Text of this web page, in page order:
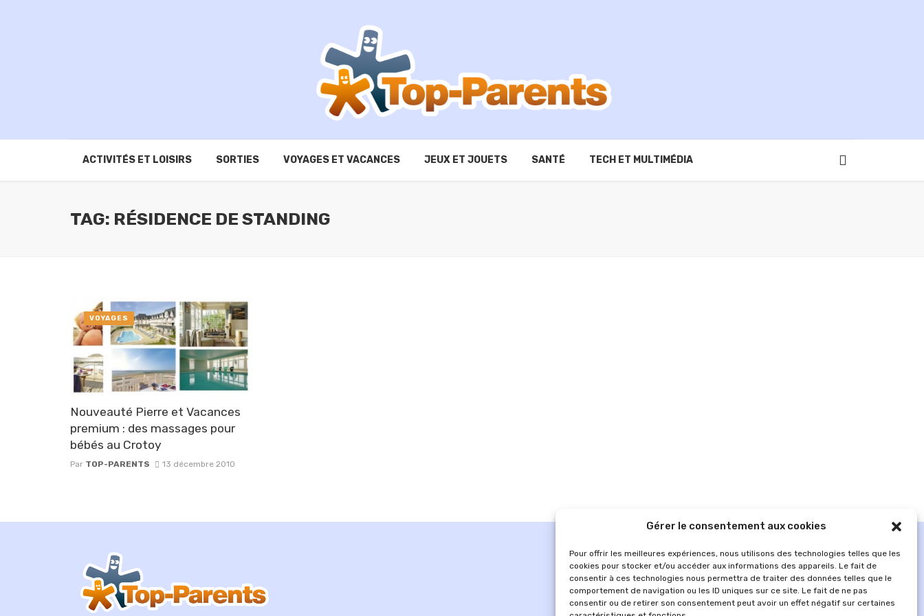
Gérer le consentement aux cookies
Pour offrir les meilleures expériences, nous utilisons des technologies telles que les
cookies pour stocker et/ou accéder aux informations des appareils. Le fait de
consentir à ces technologies nous permettra de traiter des données telles que le
comportement de navigation ou les ID uniques sur ce site. Le fait de ne pas
consentir ou de retirer son consentement peut avoir un effet négatif sur certaines
ACTIVITÉS ET LOISIRS SORTIES VOYAGES ET VACANCES JEUX ET JOUETS SANTÉ TECH ET MULTIMÉDIA
TAG: RÉSIDENCE DE STANDING
Nouveauté Pierre et Vacances
premium : des massages pour
bébés au Crotoy
Par TOP-PARENTS 13 décembre 2010
VOYAGES